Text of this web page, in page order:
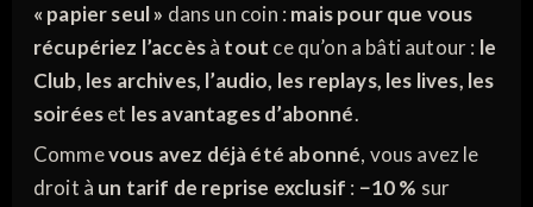
« papier seul » dans un coin : mais pour que vous
récupériez l’accèsà tout ce qu’on a bâti autour : le
Club, les archives, l’audio, les replays, les lives, les
soiréeset les avantages d’abonné.
Commevous avez déjà été abonné, vous avez le
droit à un tarif de reprise exclusif : −10 % sur